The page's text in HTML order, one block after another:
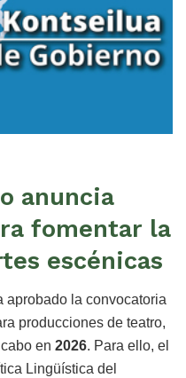
anuncia
fomentar la
escénicas
aprobado la convocatoria
producciones de teatro,
en 2026. Para ello, el
Lingüística del